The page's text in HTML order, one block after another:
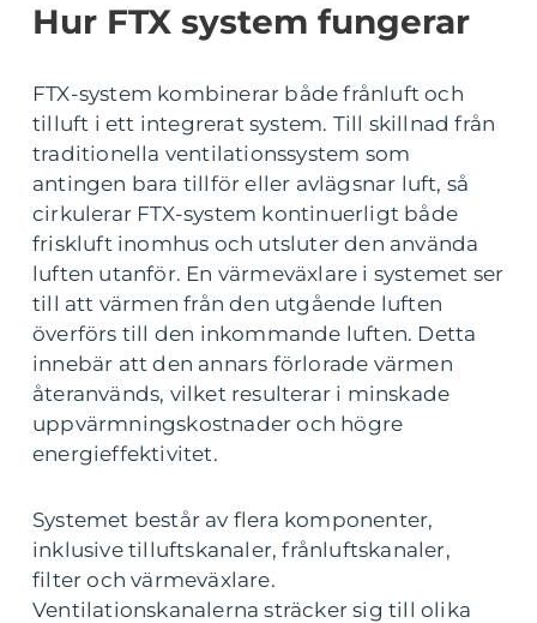
Hur FTX system fungerar
FTX-system kombinerar både frånluft och
tilluft i ett integrerat system. Till skillnad från
traditionella ventilationssystem som
antingen bara tillför eller avlägsnar luft, så
cirkulerar FTX-system kontinuerligt både
friskluft inomhus och utsluter den använda
luften utanför. En värmeväxlare i systemet ser
till att värmen från den utgående luften
överförs till den inkommande luften. Detta
innebär att den annars förlorade värmen
återanvänds, vilket resulterar i minskade
uppvärmningskostnader och högre
energieffektivitet.
Systemet består av flera komponenter,
inklusive tilluftskanaler, frånluftskanaler,
filter och värmeväxlare.
Ventilationskanalerna sträcker sig till olika